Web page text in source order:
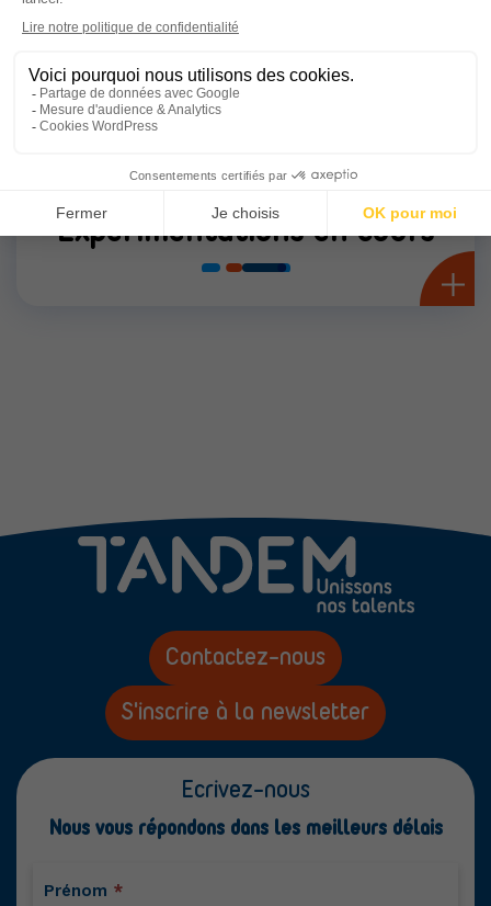
Évaluation de politiques
publiques
Expérimentations en cours
Contactez-nous
S'inscrire à la newsletter
Ecrivez-nous
Nous vous répondons dans les meilleurs délais
Contactez-
Prénom *